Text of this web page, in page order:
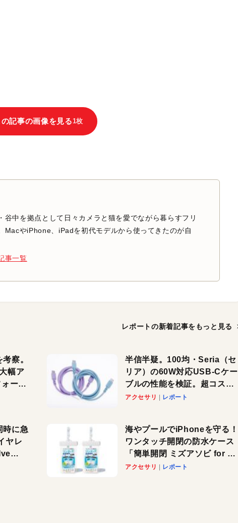
の記事の画像を見る1枚
谷中を拠点として日々カメラと猫を愛でながら暮らすフリ
MacやiPhone、iPadを初代モデルから使ってきたのが自
事一覧
レポートの新着記事をもっと見る
察。
幅ア
ーカ
半信半疑。100均・Seria（セ
リア）の60W対応USB-Cケー
ブルの性能を検証。超コスパ
の1本を発見か？
アクセサリ レポート
に急
ヤレ
」が
海やプールでiPhoneを守る！
ワンタッチ開閉の防水ケース
「簡単開閉 ミズアソビ for ス
マホ」で夏のレジャーを満喫
アクセサリ レポート